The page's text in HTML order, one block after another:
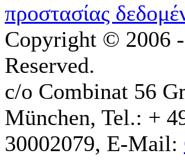
προστασίας
Copyright © 2006
Reserved.
c/o Combinat 56
München, Tel.: +
30002079, E-Mail: